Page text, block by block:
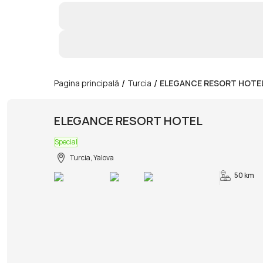
Pagina principală / Turcia / ELEGANCE RESORT
ELEGANCE RESORT HOTEL
Special
Turcia, Yalova
50 km